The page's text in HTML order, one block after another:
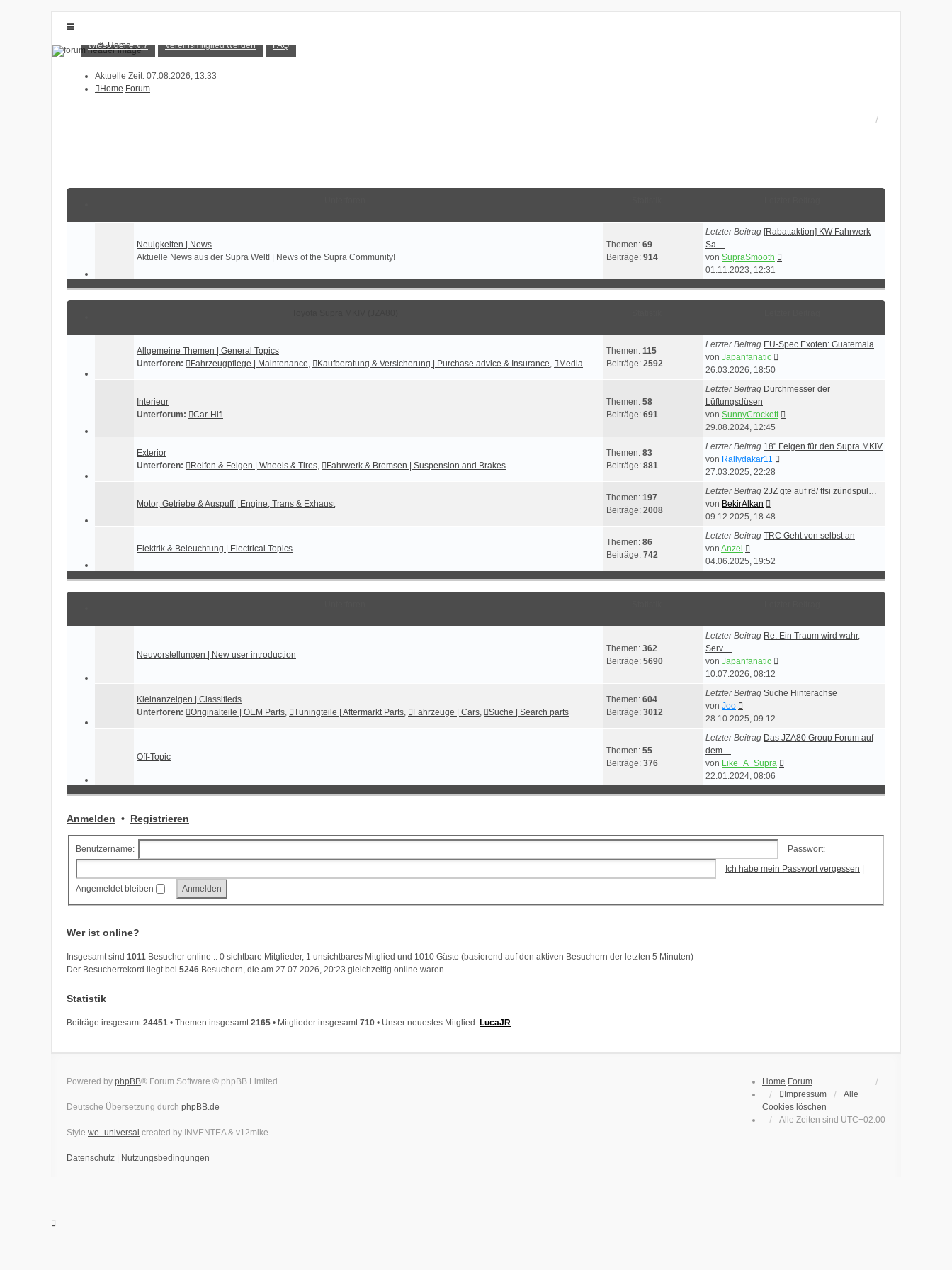
Home
Forum
Vereinsmitglied werden
FAQ
Wieso der e.V.? Vereinsmitglied werden FAQ
Aktuelle Zeit: 07.08.2026, 13:33
Home Forum
Neuigkeiten | News
Aktuelle News aus der Supra Welt! | News of the Supra Community!
Themen: 69
Beiträge: 914
Letzter Beitrag [Rabattaktion] KW Fahrwerk
Sa…
von SupraSmooth
01.11.2023, 12:31
Allgemeine Themen | General Topics
Unterforen:
Fahrzeugpflege | Maintenance, Kaufberatung & Versicherung | Purchase advice & Insurance, Media
Themen: 115
Beiträge: 2592
Letzter Beitrag EU-Spec Exoten: Guatemala
von Japanfanatic
26.03.2026, 18:50
Interieur
Unterforum:
Car-Hifi
Themen: 58
Beiträge: 691
Letzter Beitrag Durchmesser der
Lüftungsdüsen
von SunnyCrockett
29.08.2024, 12:45
Exterior
Unterforen:
Reifen & Felgen | Wheels & Tires, Fahrwerk & Bremsen | Suspension and Brakes
Themen: 83
Beiträge: 881
Letzter Beitrag 18" Felgen für den Supra MKIV
von Rallydakar11
27.03.2025, 22:28
Motor, Getriebe & Auspuff | Engine, Trans & Exhaust
Themen: 197
Beiträge: 2008
Letzter Beitrag 2JZ gte auf r8/ tfsi zündspul…
von BekirAlkan
Beitrag
09.12.2025, 18:48
Elektrik & Beleuchtung | Electrical Topics
Themen: 86
Beiträge: 742
Letzter Beitrag TRC Geht von selbst an
von Anzei
Beitrag
04.06.2025, 19:52
Neuvorstellungen | New user introduction
Themen: 362
Beiträge: 5690
Letzter Beitrag Re: Ein Traum wird wahr,
Serv…
von Japanfanatic
10.07.2026, 08:12
Kleinanzeigen | Classifieds
Unterforen:
Originalteile | OEM Parts, Tuningteile | Aftermarkt Parts, Fahrzeuge | Cars, Suche | Search parts
Themen: 604
Beiträge: 3012
Letzter Beitrag Suche Hinterachse
von Joo
Beitrag
28.10.2025, 09:12
Off-Topic
Themen: 55
Beiträge: 376
Letzter Beitrag Das JZA80 Group Forum auf
dem…
von Like_A_Supra
22.01.2024, 08:06
Anmelden • Registrieren
Benutzername:
Passwort:
Ich habe mein Passwort vergessen
Angemeldet bleiben
Wer ist online?
Insgesamt sind 1011 Besucher online :: 0 sichtbare Mitglieder, 1 unsichtbares Mitglied und 1010 Gäste (basierend auf den aktiven Besuchern der letzten 5 Minuten)
Der Besucherrekord liegt bei 5246 Besuchern, die am 27.07.2026, 20:23 gleichzeitig online waren.
Statistik
Beiträge insgesamt 24451 • Themen insgesamt 2165 • Mitglieder insgesamt 710 • Unser neuestes Mitglied: LucaJR
Home Forum
Impressum
Alle
Cookies löschen
Alle Zeiten sind UTC+02:00
Powered by phpBB® Forum Software © phpBB Limited
Deutsche Übersetzung durch phpBB.de
Style we_universal created by INVENTEA & v12mike
Datenschutz | Nutzungsbedingungen